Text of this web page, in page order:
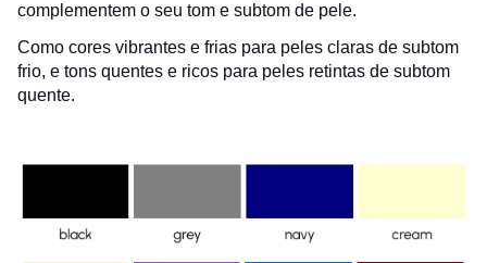
complementem o seu tom e subtom de pele.
Como cores vibrantes e frias para peles claras de subtom
frio, e tons quentes e ricos para peles retintas de subtom
quente.